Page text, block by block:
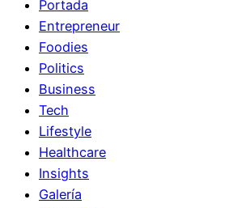
Portada
Entrepreneur
Foodies
Politics
Business
Tech
Lifestyle
Healthcare
Insights
Galería